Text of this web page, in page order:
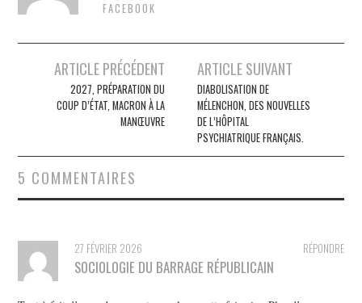
FACEBOOK
navigation
ARTICLE PRÉCÉDENT
2027, PRÉPARATION DU
COUP D’ÉTAT, MACRON À LA
MANŒUVRE
ARTICLE SUIVANT
DIABOLISATION DE
MÉLENCHON, DES NOUVELLES
DE L’HÔPITAL
PSYCHIATRIQUE FRANÇAIS.
5 COMMENTAIRES
RÉPONDRE
27 FÉVRIER 2026
SOCIOLOGIE DU BARRAGE RÉPUBLICAIN